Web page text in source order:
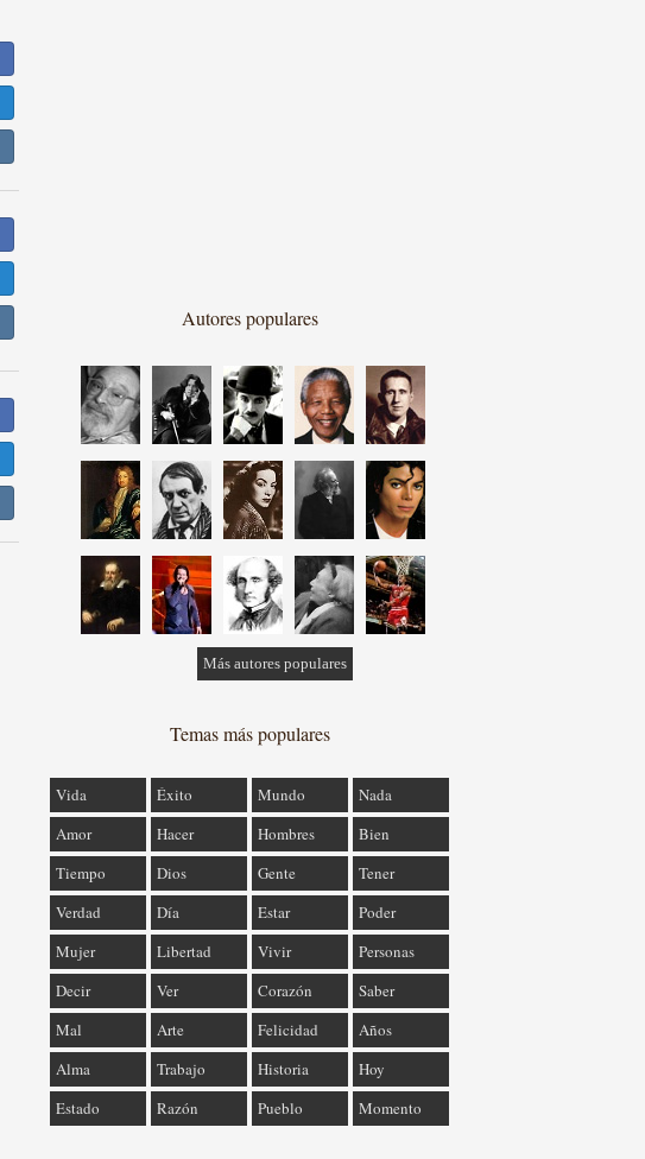
Autores populares
Más autores populares
Temas más populares
Vida Éxito Mundo
Nada
Amor
Hacer Hombres
Bien
Tiempo
Dios Gente
Tener
Verdad
Día Estar
Poder
Mujer
Libertad Vivir
Personas
Decir
Ver Corazón
Saber
Mal
Arte Felicidad
Años
Alma
Trabajo Historia
Hoy
Estado
Razón Pueblo Momento